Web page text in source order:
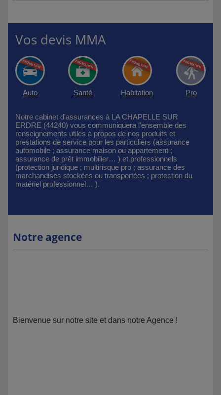
Vos devis MMA
Auto Santé Habitation Pro
Notre cabinet d'assurances à LA CHAPELLE SUR
ERDRE (44240) vous communiquera l'ensemble des
renseignements utiles à propos de nos produits et
prestations de service pour les particuliers (assurance
automobile ; assurance maison ou appartement ;
assurance de prêt immobilier… ) et professionnels
(protection juridique ; multirisque pro ; assurance des
marchandises stockées ou transportées ; protection du
matériel professionnel… ).
Notre agence
Bienvenue sur notre site et dans notre Agence !